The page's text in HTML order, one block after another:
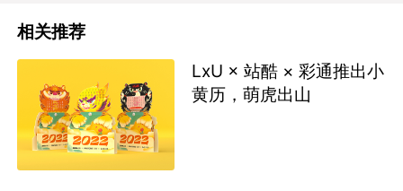
相关推荐
LxU × 站酷 × 彩通推出小
黄历，萌虎出山